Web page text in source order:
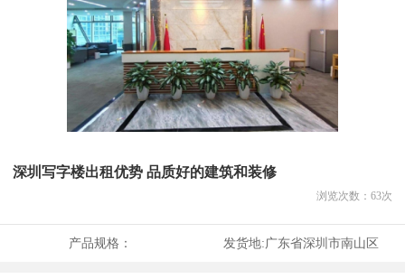
深圳写字楼出租优势 品质好的建筑和装修
浏览次数： 63次
产品规格： 发货地:广东省深圳市南山区